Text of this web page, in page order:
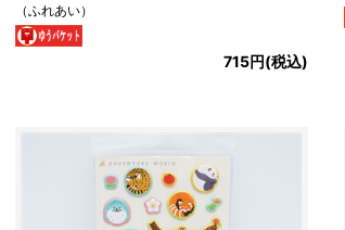
（ふれあい）
715円(税込)